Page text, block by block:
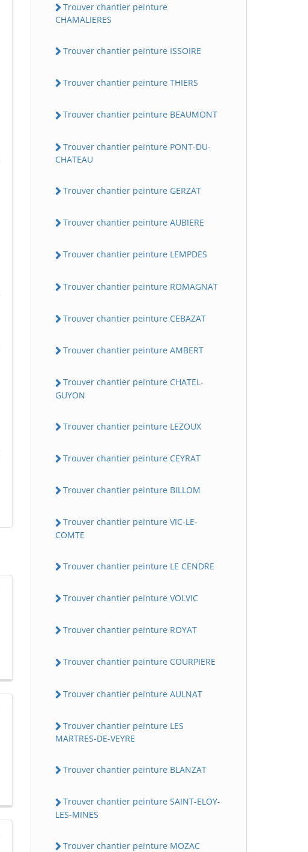
Trouver chantier peinture
CHAMALIERES
Trouver chantier peinture ISSOIRE
Trouver chantier peinture THIERS
Trouver chantier peinture BEAUMONT
Trouver chantier peinture PONT-DU-
CHATEAU
Trouver chantier peinture GERZAT
Trouver chantier peinture AUBIERE
Trouver chantier peinture LEMPDES
Trouver chantier peinture ROMAGNAT
Trouver chantier peinture CEBAZAT
Trouver chantier peinture AMBERT
Trouver chantier peinture CHATEL-
GUYON
Trouver chantier peinture LEZOUX
Trouver chantier peinture CEYRAT
Trouver chantier peinture BILLOM
Trouver chantier peinture VIC-LE-
COMTE
Trouver chantier peinture LE CENDRE
Trouver chantier peinture VOLVIC
Trouver chantier peinture ROYAT
Trouver chantier peinture COURPIERE
Trouver chantier peinture AULNAT
Trouver chantier peinture LES
MARTRES-DE-VEYRE
Trouver chantier peinture BLANZAT
Trouver chantier peinture SAINT-ELOY-
LES-MINES
Trouver chantier peinture MOZAC